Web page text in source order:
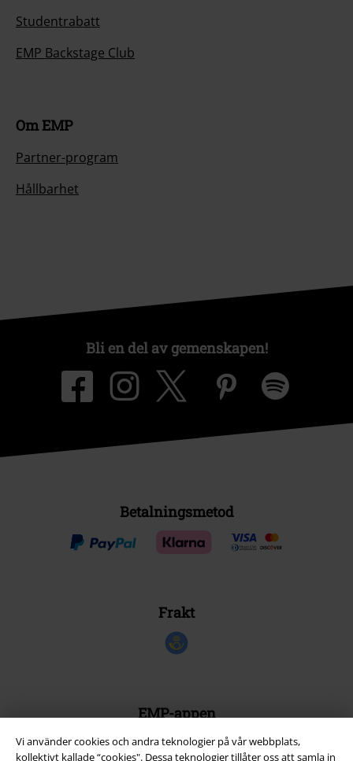
Vi använder cookies och andra teknologier på vår webbplats,
kollektivt kallade “cookies". Dessa teknologier tillåter oss att samla in
Studentrabatt
EMP Backstage Club
Om EMP
Partner-program
Hållbarhet
Bli en del av gemenskapen!
Betalningsmetod
Frakt
EMP-appen